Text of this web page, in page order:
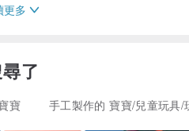
米）
裡的豌豆。
更多
了
寶 手工製作的 寶寶/兒童玩具/